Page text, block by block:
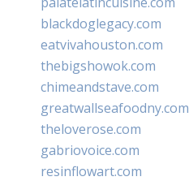
blackdoglegacy.com
eatvivahouston.com
thebigshowok.com
chimeandstave.com
greatwallseafoodny.com
theloverose.com
gabriovoice.com
resinflowart.com